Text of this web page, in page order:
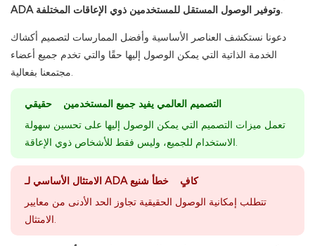
ADA وتوفير الوصول المستقل للمستخدمين ذوي الإعاقات المختلفة.
دعونا نستكشف العناصر الأساسية وأفضل الممارسات لتصميم أكشاك
الخدمة الذاتية التي يمكن الوصول إليها حقًا والتي تخدم جميع أعضاء
مجتمعنا بفعالية.
التصميم العالمي يفيد جميع المستخدمين حقيقي
تعمل ميزات التصميم التي يمكن الوصول إليها على تحسين سهولة
الاستخدام للجميع، وليس فقط للأشخاص ذوي الإعاقة.
الامتثال الأساسي لـ ADA كافٍ خطأ شنيع
تتطلب إمكانية الوصول الحقيقية تجاوز الحد الأدنى من معايير
الامتثال.